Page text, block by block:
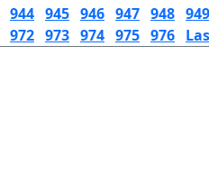
944 945 946 947 948 949
972 973 974 975 976